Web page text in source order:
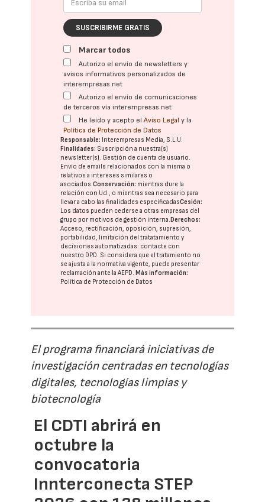
SUSCRIBIRME GRATIS
Marcar todos
Autorizo el envío de newsletters y
avisos informativos personalizados de
interempresas.net
Autorizo el envío de comunicaciones
de terceros vía interempresas.net
He leído y acepto elAviso Legal y la
Política de Protección de Datos
Responsable: Interempresas Media, S.L.U.
Finalidades: Suscripción a nuestra(s)
newsletter(s). Gestión de cuenta de usuario.
Envío de emails relacionados con la misma o
relativos a intereses similares o
asociados.Conservación: mientras dure la
relación con Ud., o mientras sea necesario para
llevar a cabo las finalidades especificadasCesión:
Los datos pueden cederse a otras empresas del
grupo por motivos de gestión interna.Derechos:
Acceso, rectificación, oposición, supresión,
portabilidad, limitación del tratatamiento y
decisiones automatizadas: contacte con
nuestro DPD. Si considera que el tratamiento no
se ajusta a la normativa vigente, puede presentar
reclamación ante laAEPD.Más información:
Política de Protección de Datos
El programa financiará iniciativas de
investigación centradas en tecnologías
digitales, tecnologías limpias y
biotecnología
El CDTI abrirá en
octubre la
convocatoria
Innterconecta STEP